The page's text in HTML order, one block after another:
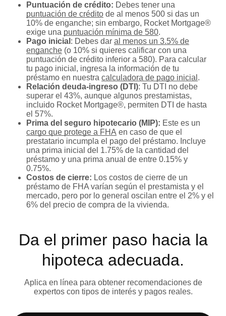
Puntuación de crédito: Debes tener una
puntuación de crédito de al menos 500 si das un
10% de enganche; sin embargo, Rocket Mortgage®
exige una puntuación mínima de 580.
Pago inicial : Debes dar al menos un 3.5% de
enganche (o 10% si quieres calificar con una
puntuación de crédito inferior a 580). Para calcular
tu pago inicial, ingresa la información de tu
préstamo en nuestra calculadora de pago inicial .
Relación deuda-ingreso (DTI): Tu DTI no debe
superar el 43%, aunque algunos prestamistas,
incluido Rocket Mortgage®, permiten DTI de hasta
el 57%.
Prima del seguro hipotecario (MIP): Este es un
cargo que protege a FHA en caso de que el
prestatario incumpla el pago del préstamo. Incluye
una prima inicial del 1.75% de la cantidad del
préstamo y una prima anual de entre 0.15% y
0.75%.
Costos de cierre: Los costos de cierre de un
préstamo de FHA varían según el prestamista y el
mercado, pero por lo general oscilan entre el 2% y el
6% del precio de compra de la vivienda.
Da el primer paso hacia la
hipoteca adecuada.
Aplica en línea para obtener recomendaciones de
expertos con tipos de interés y pagos reales.